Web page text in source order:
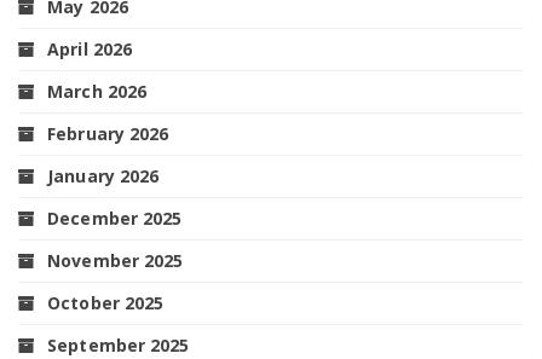
May 2026
April 2026
March 2026
February 2026
January 2026
December 2025
November 2025
October 2025
September 2025